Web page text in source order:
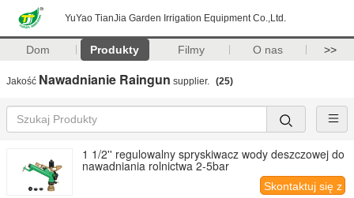
YuYao TianJia Garden Irrigation Equipment Co.,Ltd.
Dom Produkty Filmy O nas >>
Jakość Nawadnianie Raingun supplier. (25)
1 1/2'' regulowalny spryskiwacz wody deszczowej do
nawadniania rolnictwa 2-5bar
Skontaktuj się z